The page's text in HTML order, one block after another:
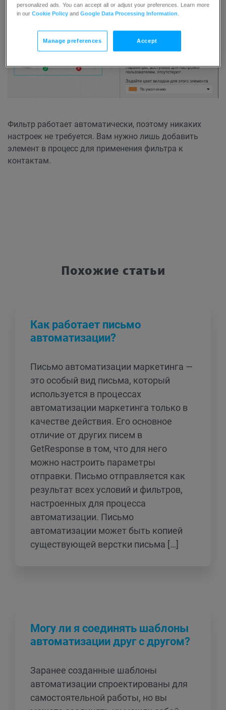
Фильтр работает автоматически, поэтому никаких
настроек не требуется. Вам нужно лишь добавить
элемент в процесс для применения фильтра к
контактам.
Похожие статьи
Как работает письмо
автоматизации?
Письмо автоматизации маркетинга —
это особый вид письма, который
используется в процессах
автоматизации маркетинга только в
качестве действия. Его основное
отличие от других писем в
GetResponse в том, что для него
можно настроить параметры
отправки. Письмо отправляется как
результат всех условий и фильтров,
настроенных для процесса
автоматизации. Письмо
автоматизации может быть копией
существующей верстки письма […]
Могу ли я соединять шаблоны
автоматизации друг с другом?
Заранее созданные шаблоны
автоматизации спроектированы для
самостоятельной работы, но вы
personalized ads. You can accept all or adjust your preferences. Learn more
in ourCookie Policy andGoogle Data Processing Information.
Manage preferences Accept